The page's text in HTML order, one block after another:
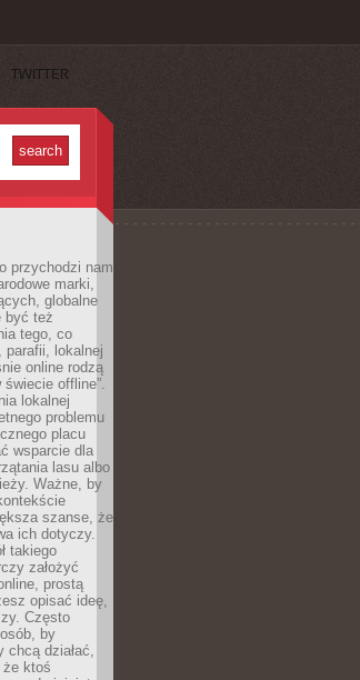
TWITTER
przychodzi nam
marki,
globalne
być też
tego, co
parafii, lokalnej
online rodzą
świecie offline”.
lokalnej
problemu
placu
wsparcie dla
lasu albo
Ważne, by
szanse, że
ich dotyczy.
takiego
założyć
prostą
opisać ideę,
Często
by
chcą działać,
że ktoś